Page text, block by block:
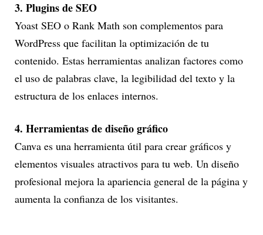
3. Plugins de SEO
Yoast SEO o Rank Math son complementos para
WordPress que facilitan la optimización de tu
contenido. Estas herramientas analizan factores como
el uso de palabras clave, la legibilidad del texto y la
estructura de los enlaces internos.
4. Herramientas de diseño gráfico
Canva es una herramienta útil para crear gráficos y
elementos visuales atractivos para tu web. Un diseño
profesional mejora la apariencia general de la página y
aumenta la confianza de los visitantes.